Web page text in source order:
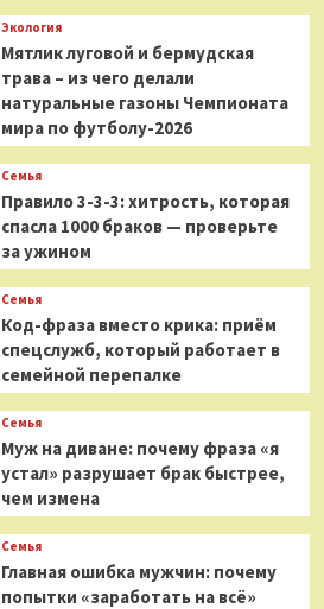
Экология
Мятлик луговой и бермудская
трава – из чего делали
натуральные газоны Чемпионата
мира по футболу-2026
Семья
Правило 3-3-3: хитрость, которая
спасла 1000 браков — проверьте
за ужином
Семья
Код-фраза вместо крика: приём
спецслужб, который работает в
семейной перепалке
Семья
Муж на диване: почему фраза «я
устал» разрушает брак быстрее,
чем измена
Семья
Главная ошибка мужчин: почему
попытки «заработать на всё»